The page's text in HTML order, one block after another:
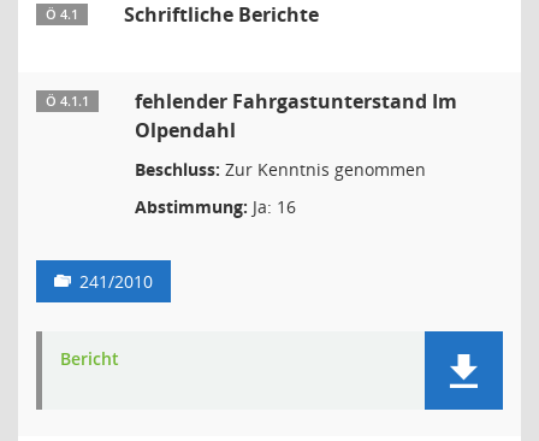
Ö 4.1 Schriftliche Berichte
Ö 4.1.1
fehlender Fahrgastunterstand Im
Olpendahl
Beschluss: Zur Kenntnis genommen
Abstimmung: Ja: 16
241/2010
Bericht